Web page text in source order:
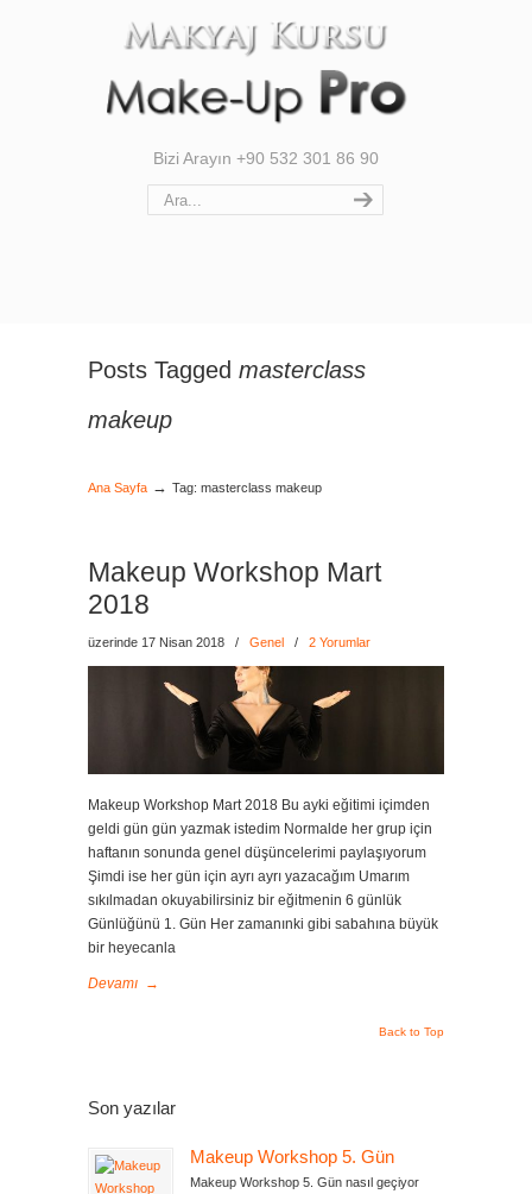
Bizi Arayın +90 532 301 86 90
Posts Tagged masterclass
makeup
Ana Sayfa → Tag: masterclass makeup
Makeup Workshop Mart
2018
üzerinde 17 Nisan 2018 / Genel / 2 Yorumlar
Makeup Workshop Mart 2018 Bu ayki eğitimi içimden
geldi gün gün yazmak istedim Normalde her grup için
haftanın sonunda genel düşüncelerimi paylaşıyorum
Şimdi ise her gün için ayrı ayrı yazacağım Umarım
sıkılmadan okuyabilirsiniz bir eğitmenin 6 günlük
Günlüğünü 1. Gün Her zamanınki gibi sabahına büyük
bir heyecanla
Devamı →
Back to Top
Son yazılar
Makeup Workshop 5. Gün
Makeup Workshop 5. Gün nasıl geçiyor